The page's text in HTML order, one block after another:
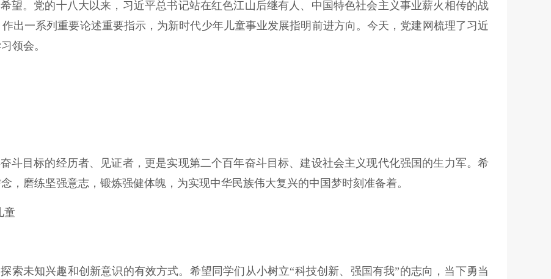
望。党的十八大以来，习近平总书记站在红色江山后继有人、中国特色社会主义事业薪火相传的战
出一系列重要论述重要指示，为新时代少年儿童事业发展指明前进方向。今天，党建网梳理了习近
领会。
斗目标的经历者、见证者，更是实现第二个百年奋斗目标、建设社会主义现代化强国的生力军。希
，磨练坚强意志，锻炼强健体魄，为实现中华民族伟大复兴的中国梦时刻准备着。
童
索未知兴趣和创新意识的有效方式。希望同学们从小树立“科技创新、强国有我”的志向，当下勇当